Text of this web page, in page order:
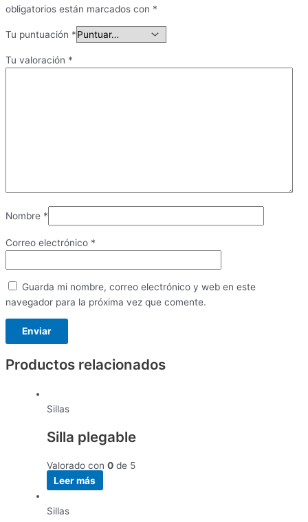
obligatorios están marcados con *
Tu puntuación *
Tu valoración *
Nombre *
Correo electrónico *
Guarda mi nombre, correo electrónico y web en este
navegador para la próxima vez que comente.
Productos relacionados
Sillas
Silla plegable
Valorado con 0 de 5
Leer más
Sillas